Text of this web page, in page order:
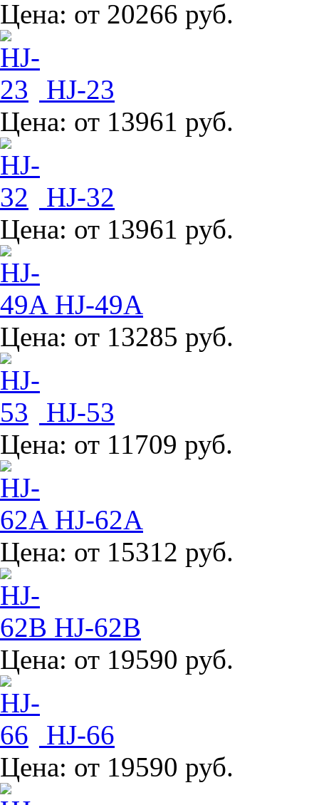
Цена: от 20266 руб.
HJ-23
Цена: от 13961 руб.
HJ-32
Цена: от 13961 руб.
HJ-49A
Цена: от 13285 руб.
HJ-53
Цена: от 11709 руб.
HJ-62A
Цена: от 15312 руб.
HJ-62B
Цена: от 19590 руб.
HJ-66
Цена: от 19590 руб.